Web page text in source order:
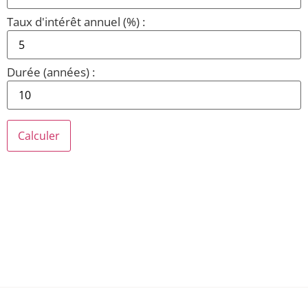
Taux d'intérêt annuel (%) :
Durée (années) :
Calculer